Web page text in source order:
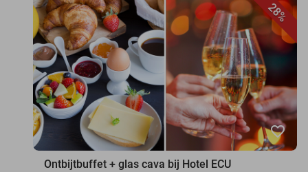
28%
favorite_border
Ontbijtbuffet + glas cava bij Hotel ECU